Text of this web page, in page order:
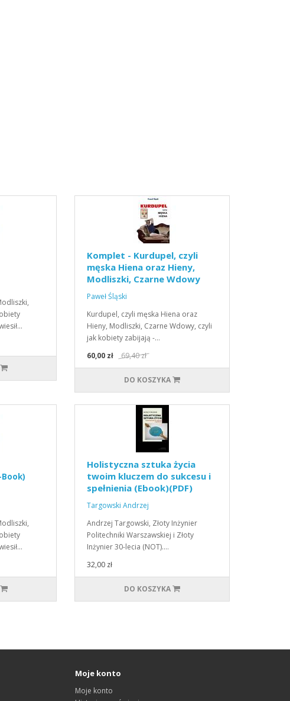
Komplet - Kurdupel, czyli
męska Hiena oraz Hieny,
Modliszki, Czarne Wdowy
Paweł Śląski
Kurdupel, czyli męska Hiena oraz
Hieny, Modliszki, Czarne Wdowy, czyli
jak kobiety zabijają -…
60,00 zł
69,40 zł
DO KOSZYKA
Holistyczna sztuka życia
twoim kluczem do sukcesu i
spełnienia (Ebook)(PDF)
Targowski Andrzej
Andrzej Targowski, Złoty Inżynier
Politechniki Warszawskiej i Złoty
Inżynier 30-lecia (NOT).…
32,00 zł
DO KOSZYKA
Moje konto
Moje konto